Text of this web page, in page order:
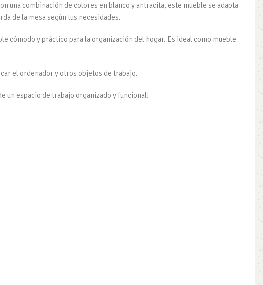
una combinación de colores en blanco y antracita, este mueble se adapta
de la mesa según tus necesidades.
cómodo y práctico para la organización del hogar. Es ideal como mueble
el ordenador y otros objetos de trabajo.
un espacio de trabajo organizado y funcional!